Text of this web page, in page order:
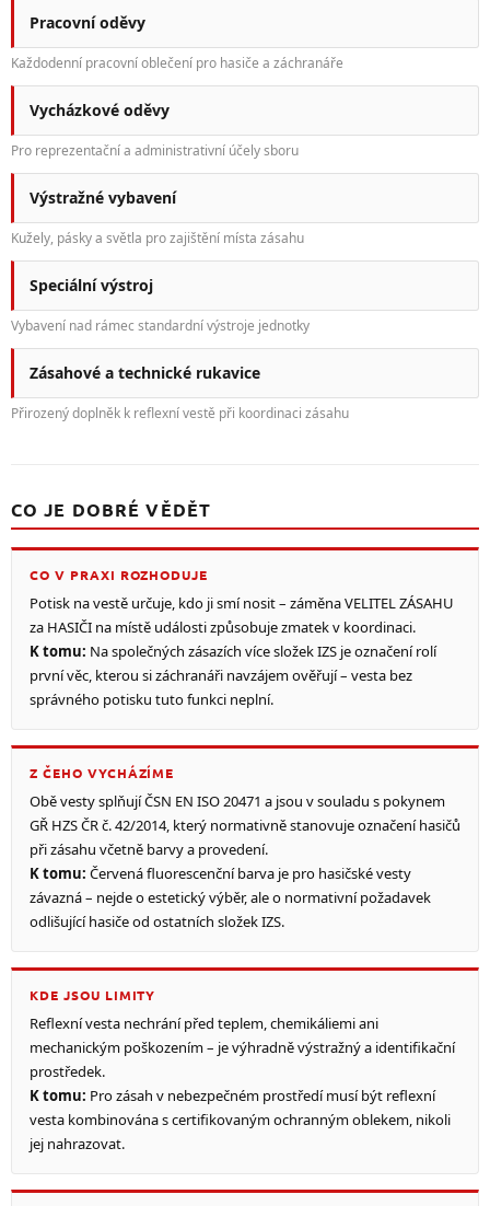
Pracovní oděvy
Každodenní pracovní oblečení pro hasiče a záchranáře
Vycházkové oděvy
Pro reprezentační a administrativní účely sboru
Výstražné vybavení
Kužely, pásky a světla pro zajištění místa zásahu
Speciální výstroj
Vybavení nad rámec standardní výstroje jednotky
Zásahové a technické rukavice
Přirozený doplněk k reflexní vestě při koordinaci zásahu
CO JE DOBRÉ VĚDĚT
CO V PRAXI ROZHODUJE
Potisk na vestě určuje, kdo ji smí nosit – záměna VELITEL ZÁSAHU
za HASIČI na místě události způsobuje zmatek v koordinaci.
K tomu: Na společných zásazích více složek IZS je označení rolí
první věc, kterou si záchranáři navzájem ověřují – vesta bez
správného potisku tuto funkci neplní.
Z ČEHO VYCHÁZÍME
Obě vesty splňují ČSN EN ISO 20471 a jsou v souladu s pokynem
GŘ HZS ČR č. 42/2014, který normativně stanovuje označení hasičů
při zásahu včetně barvy a provedení.
K tomu: Červená fluorescenční barva je pro hasičské vesty
závazná – nejde o estetický výběr, ale o normativní požadavek
odlišující hasiče od ostatních složek IZS.
KDE JSOU LIMITY
Reflexní vesta nechrání před teplem, chemikáliemi ani
mechanickým poškozením – je výhradně výstražný a identifikační
prostředek.
K tomu: Pro zásah v nebezpečném prostředí musí být reflexní
vesta kombinována s certifikovaným ochranným oblekem, nikoli
jej nahrazovat.